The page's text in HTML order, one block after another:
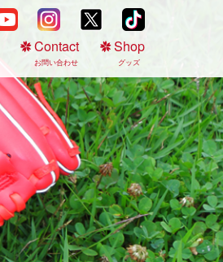
Contact
お問い合わせ
Shop
グッズ